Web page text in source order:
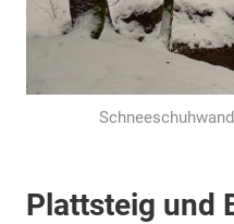
Plattsteig und